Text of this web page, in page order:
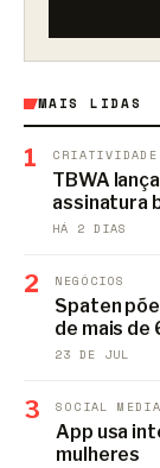
MAIS LIDAS
1 CRIATIVIDADE
TBWA
assinatura
HÁ 2 DIAS
2 NEGÓCIOS
Spaten
de mais de
23 DE JUL
3 SOCIAL MEDIA
App usa
mulheres